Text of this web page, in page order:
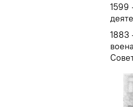
1599
1883